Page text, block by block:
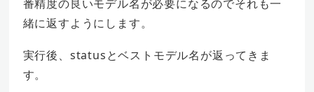
番精度の良いモデル名が必要になるのでそれも一
緒に返すようにします。
実行後、statusとベストモデル名が返ってきま
す。